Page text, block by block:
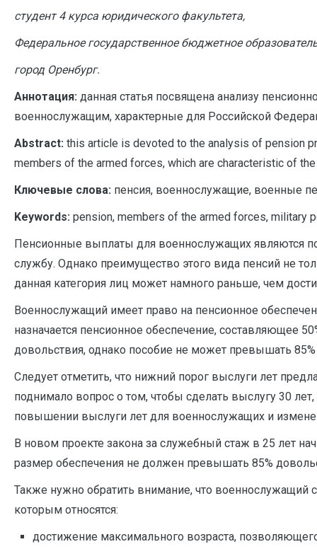
студент 4 курса юридического факультета,
Федеральное государственное бюджетное
город Оренбург.
Аннотация: данная статья посвящена анализу
военнослужащим, характерные для Российской
Abstract: this article is devoted to the analysis of pension
members of the armed forces, which are characteristic of
Ключевые слова: пенсия, военнослужащие, военные
Keywords: pension, members of the armed forces, military
Пенсионные выплаты для военнослужащих являются
службу. Однако преимущество этого вида пенсий не
данная категория лиц может намного раньше, чем
Военнослужащий имеет право на пенсионное
назначается пенсионное обеспечение, составляющее
довольствия, однако пособие не может превышать
Следует отметить, что нижний порог выслуги лет
поднимало вопрос о том, чтобы сделать выслугу 30
повышении выслуги лет для военнослужащих и
В новом проекте закона за служебный стаж в 25 лет
размер обеспечения не должен превышать 85%
Также нужно обратить внимание, что военнослужащий
которым относятся:
достижение максимального возраста,